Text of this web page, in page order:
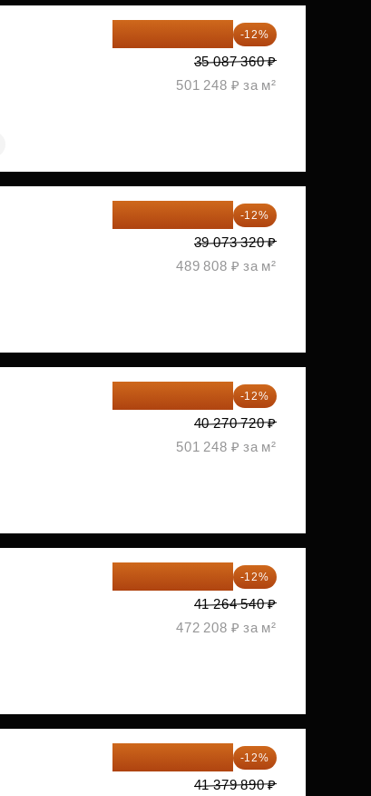
-12%
35 087 360 ₽
501 248 ₽ за м²
-12%
39 073 320 ₽
489 808 ₽ за м²
-12%
40 270 720 ₽
501 248 ₽ за м²
-12%
41 264 540 ₽
472 208 ₽ за м²
-12%
41 379 890 ₽